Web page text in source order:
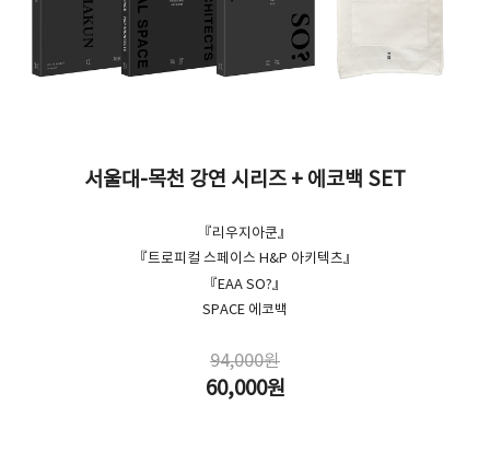
서울대-목천 강연 시리즈 + 에코백 SET
​『리우지아쿤』
『트로피컬 스페이스 H&P 아키텍츠』
『EAA SO?』
SPACE 에코백
94,000원
60,000원